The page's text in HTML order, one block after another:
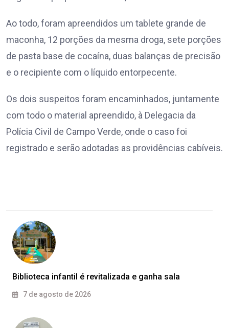
Ao todo, foram apreendidos um tablete grande de
maconha, 12 porções da mesma droga, sete porções
de pasta base de cocaína, duas balanças de precisão
e o recipiente com o líquido entorpecente.
Os dois suspeitos foram encaminhados, juntamente
com todo o material apreendido, à Delegacia da
Polícia Civil de Campo Verde, onde o caso foi
registrado e serão adotadas as providências cabíveis.
Biblioteca infantil é revitalizada e ganha sala
7 de agosto de 2026